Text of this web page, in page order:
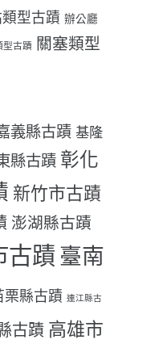
型古蹟 辦公廳
型古蹟 關塞類型
義縣古蹟 基隆
縣古蹟 彰化
新竹市古蹟
澎湖縣古蹟
古蹟臺南
栗縣古蹟 連江縣古
古蹟 高雄市